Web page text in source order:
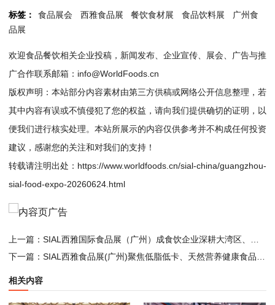
标签： 食品展会 西雅食品展 餐饮食材展 食品饮料展
广州食
品展
欢迎食品餐饮相关企业投稿，新闻发布、企业宣传、展会、广告与推
广合作联系邮箱：info@WorldFoods.cn
版权声明：本站部分内容素材由第三方供稿或网络公开信息整理，若
其中内容有误或不慎侵犯了您的权益，请向我们提供确切的证明，以
便我们进行核实处理。本站所展示的内容仅供参考并不构成任何投资
建议，感谢您的关注和对我们的支持！
转载请注明出处： https://www.worldfoods.cn/sial-china/guangzhou-
sial-food-expo-20260624.html
上一篇： SIAL西雅国际食品展（广州）成食饮企业深耕大湾区、进军东南亚关键跳板
下一篇： SIAL西雅食品展(广州)聚焦低脂低卡、天然营养健康食品新风向
相关内容